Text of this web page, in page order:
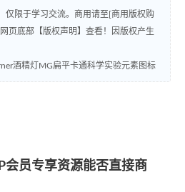
仅限于学习交流。商用请至[商用版权购
页底部【版权声明】查看！因版权产生
酒精灯MG扁平卡通科学实验元素图标
会员专享资源能否直接商